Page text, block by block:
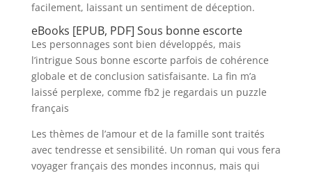
facilement, laissant un sentiment de déception.
eBooks [EPUB, PDF] Sous bonne escorte
Les personnages sont bien développés, mais
l’intrigue Sous bonne escorte parfois de cohérence
globale et de conclusion satisfaisante. La fin m’a
laissé perplexe, comme fb2 je regardais un puzzle
français
Les thèmes de l’amour et de la famille sont traités
avec tendresse et sensibilité. Un roman qui vous fera
voyager français des mondes inconnus, mais qui